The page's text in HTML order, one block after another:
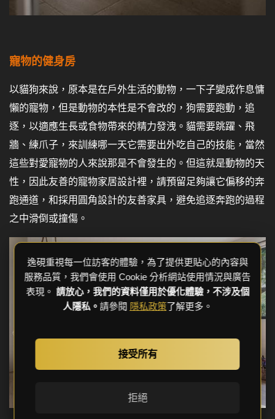
寵物的健身房
以貓狗來說，原本是在戶外生活的動物，一下子變成作息慵
懶的寵物，但是動物的本性是不會改的，狗需要跑動，追
逐，以適應生長或食物帶來的精力發洩。貓需要跳躍、飛
牆、練爪子，來訓練哪一天它需要出外吃自己的技能，當然
這些對愛寵物的人來說那是不會發生的。但這就是動物的天
性，因此友善的寵物家居設計裡，請預留足夠讓它偏移的奔
跑通道，和採用圓角設計的友善家具，避免追逐奔跑的過程
之中滑倒或撞傷。
逸硯重視每一位訪客的體驗，為了提供更貼心的內容與
服務品質，我們會使用 Cookie 分析網站使用情況與廣告
表現。 請放心，我們的資料僅用於優化體驗，不涉及個
人隱私。請參閱 隱私政策了解更多。
接受所有
拒絕